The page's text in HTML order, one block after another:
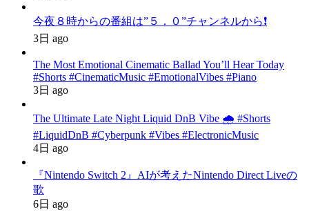
今夜８時からの番組は”５．０”チャンネルから❗️
3日 ago
The Most Emotional Cinematic Ballad You’ll Hear Today
#Shorts #CinematicMusic #EmotionalVibes #Piano
3日 ago
The Ultimate Late Night Liquid DnB Vibe 🌧️ #Shorts
#LiquidDnB #Cyberpunk #Vibes #ElectronicMusic
4日 ago
『Nintendo Switch 2』AIが考えたNintendo Direct Liveの
歌
6日 ago